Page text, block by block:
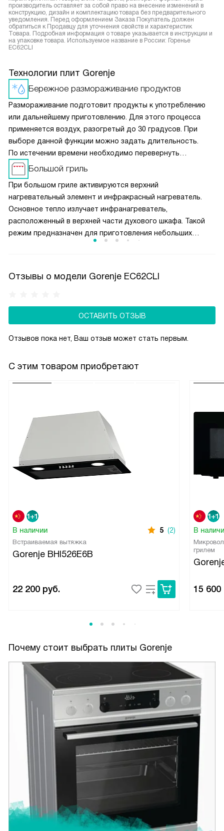
производитель оставляет за собой право на внесение изменений в
конструкцию, дизайн и комплектацию товара без предварительного
уведомления. Перед оформлением Заказа Покупатель должен
обратиться к Продавцу для уточнения свойств и характеристик
Товара. Подробная информация о товаре указывается в инструкции и
на упаковке товара. Используемое название в России: Горенье
EC62CLI
Технологии плит Gorenje
Бережное размораживание продуктов
Размораживание подготовит продукты к употреблению
или дальнейшему приготовлению. Для этого процесса
применяется воздух, разогретый до 30 градусов. При
выборе данной функции можно задать длительность.
По истечении времени необходимо перевернуть
размораживаемый продукт, помешать жидкое блюдо или
разделить смёрзшиеся куски.
Большой гриль
При большом гриле активируются верхний
нагревательный элемент и инфракрасный нагреватель.
Основное тепло излучает инфранагреватель,
расположенный в верхней части духового шкафа. Такой
режим предназначен для приготовления небольших
Отзывы о модели Gorenje EC62CLI
ОСТАВИТЬ ОТЗЫВ
Отзывов пока нет, Ваш отзыв может стать первым.
С этим товаром приобретают
В наличии 5 (2)
Встраиваемая вытяжка
Gorenje BHI526E6B
22 200 руб.
В
грилем
15 600
Почему стоит выбрать плиты Gorenje